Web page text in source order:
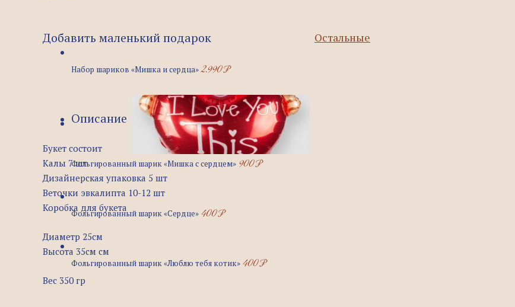
Добавить маленький подарок Остальные
Набор шариков «Мишка и сердца» 2.990₽
Фольгированный шарик «Мишка с сердцем» 900₽
Фольгированный шарик «Сердце» 400₽
Фольгированный шарик «Люблю тебя котик» 400₽
Описание
Букет состоит
Калы 7 шт
Дизайнерская упаковка 5 шт
Веточки эвкалипта 10-12 шт
Коробка для букета
Диаметр 25см
Высота 35см см
Вес 350 гр